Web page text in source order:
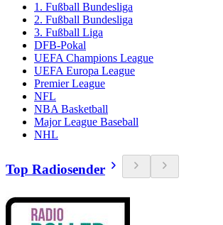
1. Fußball Bundesliga
2. Fußball Bundesliga
3. Fußball Liga
DFB-Pokal
UEFA Champions League
UEFA Europa League
Premier League
NFL
NBA Basketball
Major League Baseball
NHL
Top Radiosender